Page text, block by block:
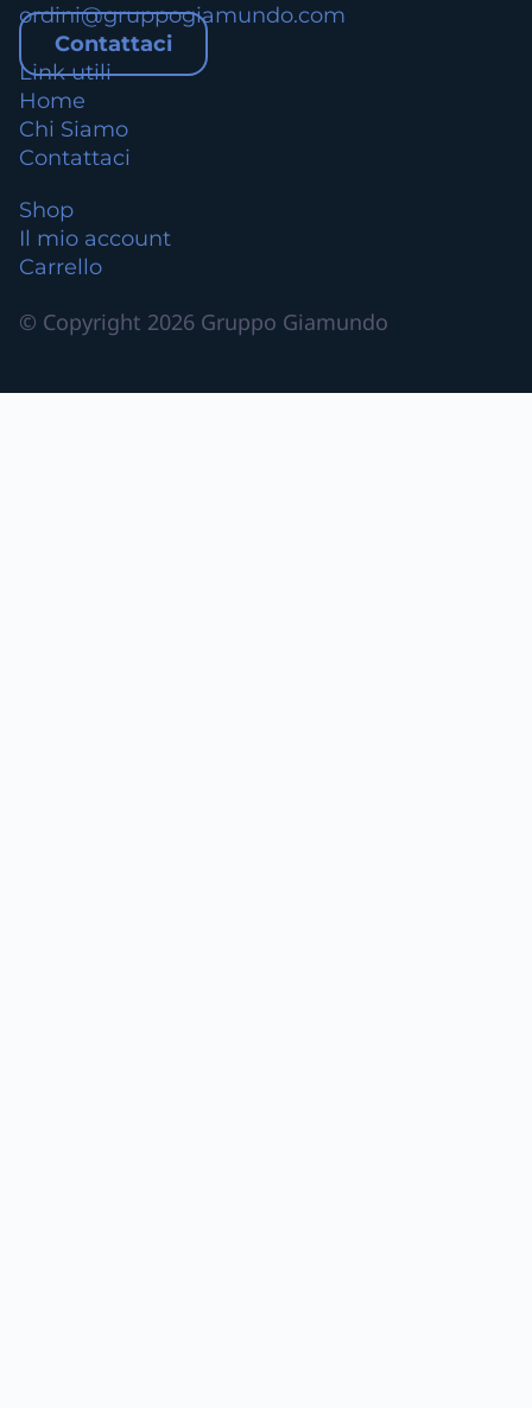
ordini@gruppogiamundo.com
Contattaci
Link utili
Home
Chi Siamo
Contattaci
Shop
Il mio account
Carrello
© Copyright 2026 Gruppo Giamundo